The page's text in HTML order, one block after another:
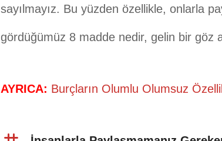
sayılmayız. Bu yüzden özellikle, onlarla
gördüğümüz 8 madde nedir, gelin bir göz
AYRICA: Burçların Olumlu Olumsuz